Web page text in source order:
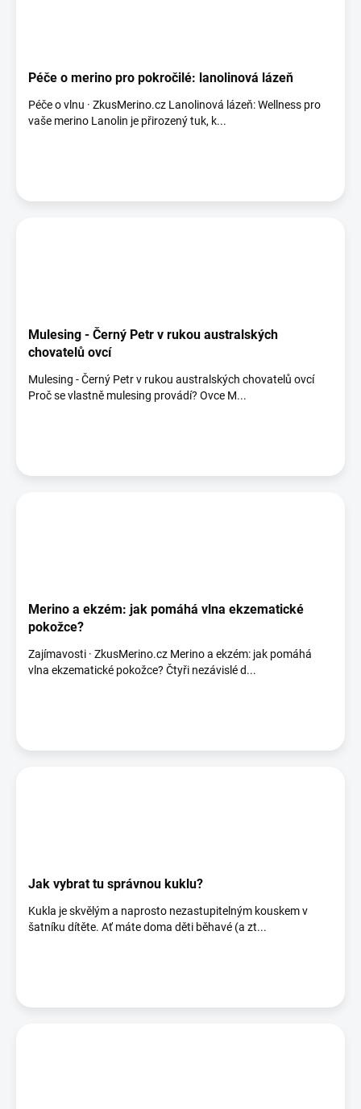
Péče o merino pro pokročilé: lanolinová lázeň
Péče o vlnu · ZkusMerino.cz Lanolinová lázeň: Wellness pro
vaše merino Lanolin je přirozený tuk, k...
Mulesing - Černý Petr v rukou australských
chovatelů ovcí
Mulesing - Černý Petr v rukou australských chovatelů ovcí
Proč se vlastně mulesing provádí? Ovce M...
Merino a ekzém: jak pomáhá vlna ekzematické
pokožce?
Zajímavosti · ZkusMerino.cz Merino a ekzém: jak pomáhá
vlna ekzematické pokožce? Čtyři nezávislé d...
Jak vybrat tu správnou kuklu?
Kukla je skvělým a naprosto nezastupitelným kouskem v
šatníku dítěte. Ať máte doma děti běhavé (a zt...